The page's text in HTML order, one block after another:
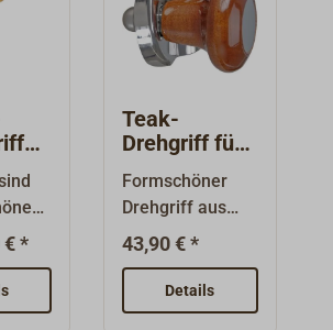
wie
€ *
Teak-
Drehgriff für
Ringmontage
am Steuerrad
Formschöner
Drehgriff aus
lackiertem Teak
mit einer
Schmuckkappe
aus
43,90 € *
Details